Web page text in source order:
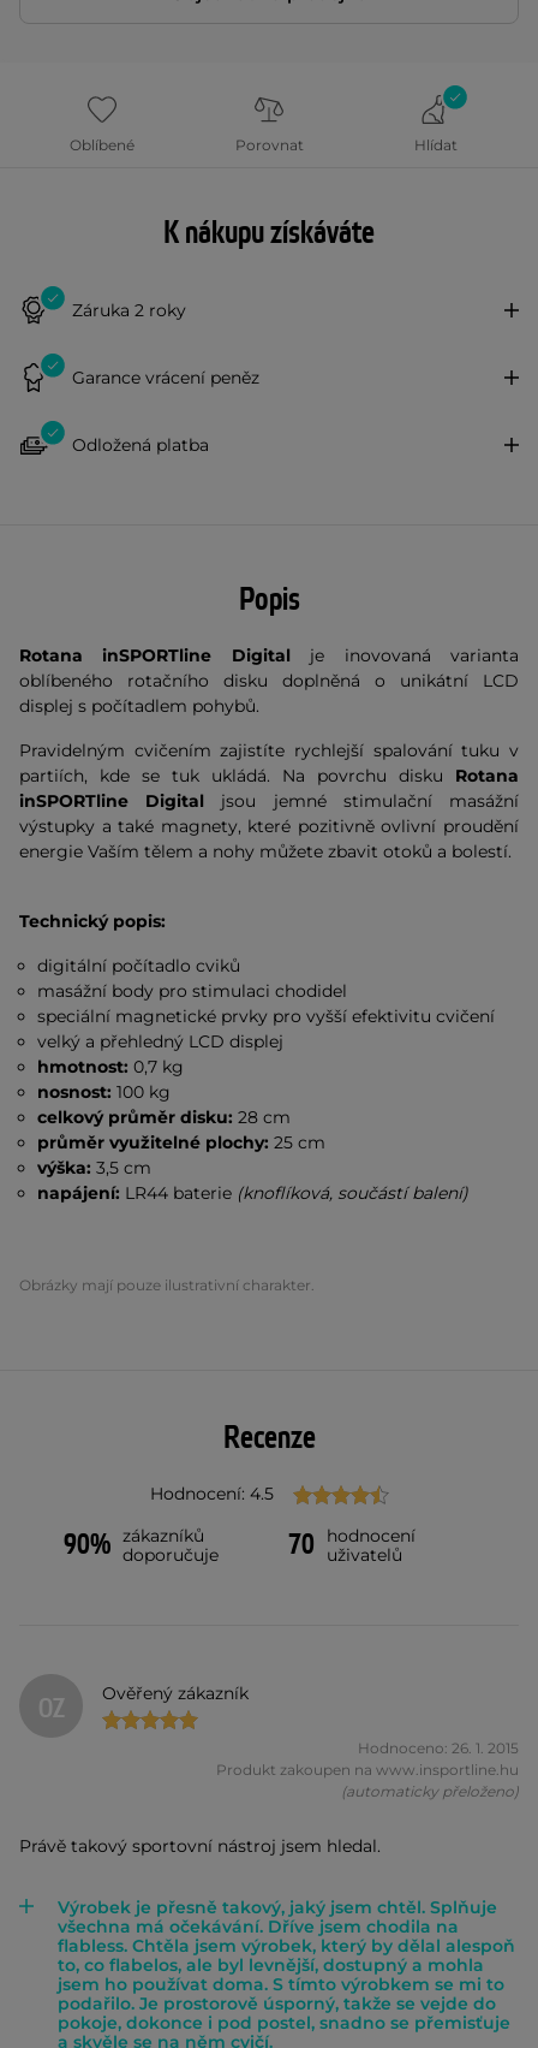
Oblíbené Porovnat Hlídat
K nákupu získáváte
Záruka 2 roky
Garance vrácení peněz
Odložená platba
Popis
Rotana inSPORTline Digital je inovovaná varianta
oblíbeného rotačního disku doplněná o unikátní LCD
displej s počítadlem pohybů.
Pravidelným cvičením zajistíte rychlejší spalování tuku v
partiích, kde se tuk ukládá. Na povrchu disku Rotana
inSPORTline Digital jsou jemné stimulační masážní
výstupky a také magnety, které pozitivně ovlivní proudění
energie Vaším tělem a nohy můžete zbavit otoků a bolestí.
Technický popis:
digitální počítadlo cviků
masážní body pro stimulaci chodidel
speciální magnetické prvky pro vyšší efektivitu cvičení
velký a přehledný LCD displej
hmotnost: 0,7 kg
nosnost:100 kg
celkový průměr disku: 28 cm
průměr využitelné plochy:25 cm
výška: 3,5 cm
napájení: LR44 baterie (knoflíková, součástí balení)
Obrázky mají pouze ilustrativní charakter.
Recenze
Hodnocení: 4.5
90% zákazníků
doporučuje
70
hodnocení
uživatelů
OZ Ověřený zákazník
Hodnoceno: 26. 1. 2015
Produkt zakoupen na www.insportline.hu
(automaticky přeloženo)
Právě takový sportovní nástroj jsem hledal.
Výrobek je přesně takový, jaký jsem chtěl. Splňuje
všechna má očekávání. Dříve jsem chodila na
flabless. Chtěla jsem výrobek, který by dělal alespoň
to, co flabelos, ale byl levnější, dostupný a mohla
jsem ho používat doma. S tímto výrobkem se mi to
podařilo. Je prostorově úsporný, takže se vejde do
pokoje, dokonce i pod postel, snadno se přemisťuje
a skvěle se na něm cvičí.